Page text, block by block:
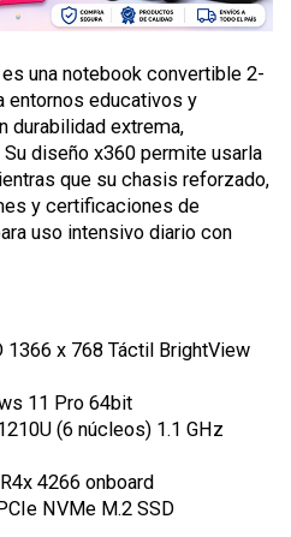
una notebook convertible 2-
entornos educativos y
durabilidad extrema,
diseño x360 permite usarla
que su chasis reforzado,
y certificaciones de
uso intensivo diario con
1366 x 768 Táctil BrightView
11 Pro 64bit
(6 núcleos) 1.1 GHz
4266 onboard
NVMe M.2 SSD